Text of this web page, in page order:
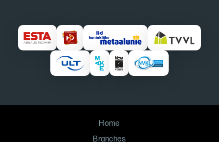
Home
Branches